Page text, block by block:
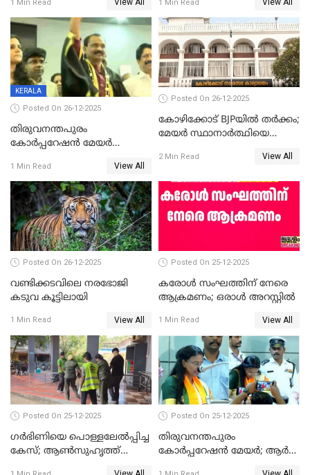
ആദ്യ വോട്ട് അസാധു; കണ്ണൂർ
ഡെപ്യൂട്ടി മേയർ സ്ഥാനത്ത്
താഹിറിന് വിജയം
1 Min Read View All
മുഖ്യമന്ത്രിയുടെ ഓഫീസ്
തന്നെ വിശദീകരിയ്ക്കുന്നു;
സത്യമിതാണ്
1 Min Read View All
KERALA
Posted On 26-12-2025
തിരുവനന്തപുരം
കോര്‍പ്പറേഷന്‍ മേയര്‍
ഹൈക്കോടതിയിലേക്ക്;
സത്യപ്രതിജ്ഞ ചടങ്ങില്‍
ചട്ടലംഘനമെന്ന് പാർട്ടി
1 Min Read View All
Posted On 26-12-2025
കോഴിക്കോട് BJPയിൽ തർക്കം;
മേയർ സ്ഥാനാർത്ഥിയെ
2 Min Read View All
Posted On 26-12-2025
വണ്ടിക്കടവിലെ നരഭോജി
കടുവ കൂട്ടിലായി
1 Min Read View All
Posted On 25-12-2025
കരോള്‍ സംഘത്തിന് നേരെ
ആക്രമണം; ഒരാള്‍ അറസ്റ്റില്‍
1 Min Read View All
Posted On 25-12-2025
ഗര്‍ഭിണിയെ പൊള്ളലേല്‍പ്പിച്ച
കേസ്; ആണ്‍സുഹൃത്ത്
Posted On 25-12-2025
തിരുവനന്തപുരം
കോര്‍പ്പറേഷന്‍ മേയർ; ആര്‍